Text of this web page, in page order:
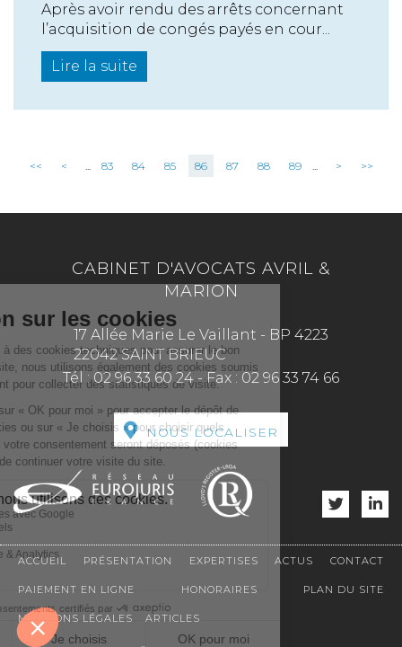
Après avoir rendu des arrêts concernant
l’acquisition de congés payés en cour...
Lire la suite
<< < ... 83 84 85 86 87 88 89 ... > >>
CABINET D'AVOCATS AVRIL &
MARION
17 Allée Marie Le Vaillant - BP 4223
22042 SAINT BRIEUC
Tél :02 96 33 60 24-Fax : 02 96 33 74 66
NOUS LOCALISER
ACCUEIL PRÉSENTATION EXPERTISES ACTUS CONTACT
PAIEMENT EN LIGNE HONORAIRES PLAN DU SITE
MENTIONS LÉGALES ARTICLES